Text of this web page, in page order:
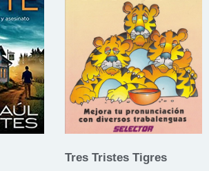
Tres Tristes Tigres